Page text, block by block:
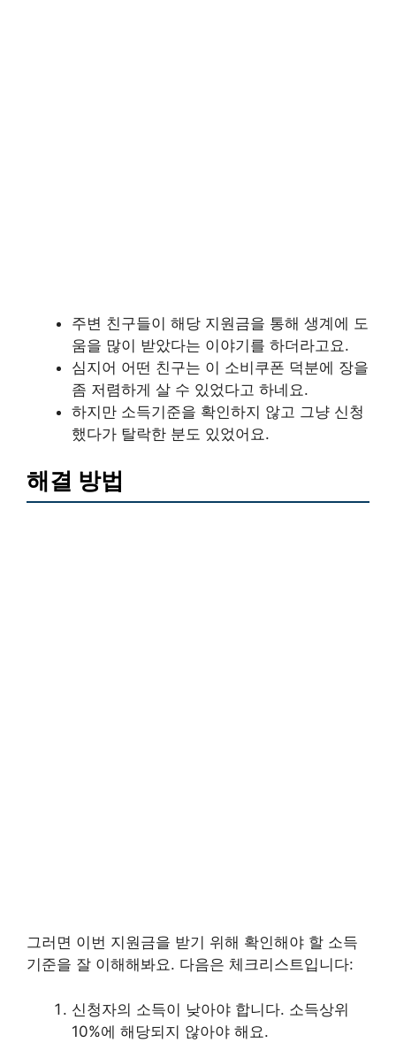
주변 친구들이 해당 지원금을 통해 생계에 도
움을 많이 받았다는 이야기를 하더라고요.
심지어 어떤 친구는 이 소비쿠폰 덕분에 장을
좀 저렴하게 살 수 있었다고 하네요.
하지만 소득기준을 확인하지 않고 그냥 신청
했다가 탈락한 분도 있었어요.
해결 방법
그러면 이번 지원금을 받기 위해 확인해야 할 소득
기준을 잘 이해해봐요. 다음은 체크리스트입니다:
신청자의 소득이 낮아야 합니다. 소득상위
10%에 해당되지 않아야 해요.